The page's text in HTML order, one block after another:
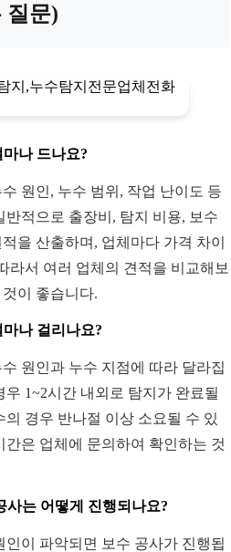
질문)
나 드나요?
원인, 누수 범위, 작업 난이도 등
반적으로 출장비, 탐지 비용, 보수
을 산출하며, 업체마다 가격 차이
라서 여러 업체의 견적을 비교해보
이 좋습니다.
나 걸리나요?
원인과 누수 지점에 따라 달라집
1~2시간 내외로 탐지가 완료될
의 경우 반나절 이상 소요될 수 있
간은 업체에 문의하여 확인하는 것
사는 어떻게 진행되나요?
인이 파악되면 보수 공사가 진행됩